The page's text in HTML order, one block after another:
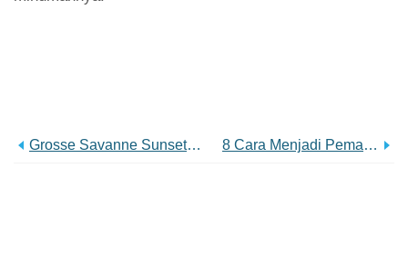
Grosse Savanne Sunset:#VisitLakeCharles Foto Bulan Ini 8 Cara Menjadi Pemakan Petualang Di Danau Charles